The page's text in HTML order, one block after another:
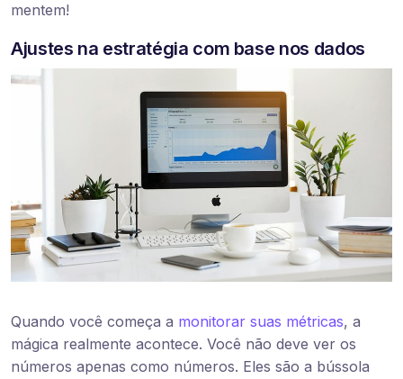
mentem!
Ajustes na estratégia com base nos dados
Quando você começa a monitorar suas métricas, a
mágica realmente acontece. Você não deve ver os
números apenas como números. Eles são a bússola